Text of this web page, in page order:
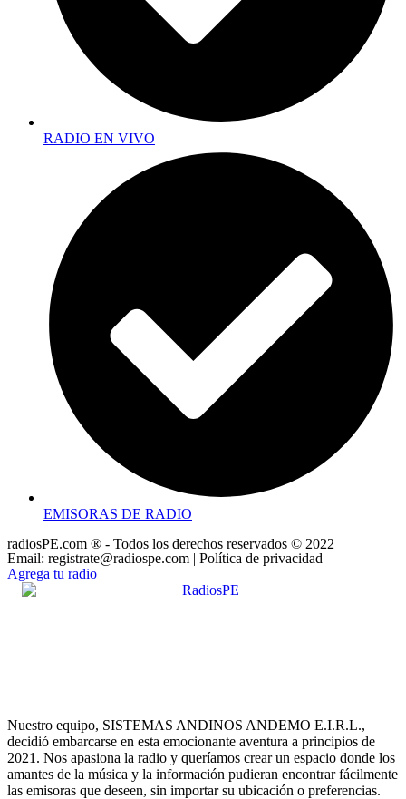
RADIO EN VIVO
EMISORAS DE RADIO
radiosPE.com ® - Todos los derechos reservados © 2022
Email: registrate@radiospe.com | Política de privacidad
Agrega tu radio
Nuestro equipo, SISTEMAS ANDINOS ANDEMO E.I.R.L.,
decidió embarcarse en esta emocionante aventura a principios de
2021. Nos apasiona la radio y queríamos crear un espacio donde los
amantes de la música y la información pudieran encontrar fácilmente
las emisoras que deseen, sin importar su ubicación o preferencias.